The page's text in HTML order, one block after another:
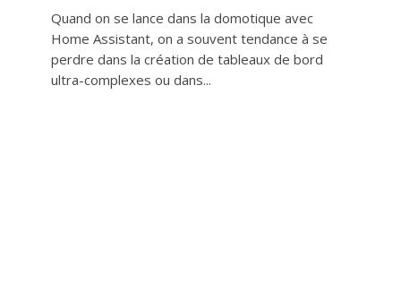
Quand on se lance dans la domotique avec
Home Assistant, on a souvent tendance à se
perdre dans la création de tableaux de bord
ultra-complexes ou dans...